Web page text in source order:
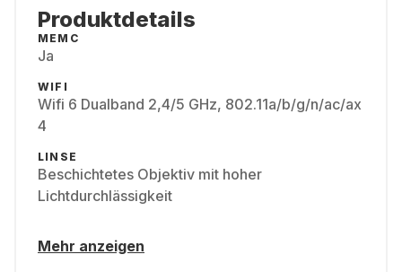
Produktdetails
MEMC
Ja
WIFI
Wifi 6 Dualband 2,4/5 GHz, 802.11a/b/g/n/ac/ax
4
LINSE
Beschichtetes Objektiv mit hoher
Lichtdurchlässigkeit
Mehr anzeigen